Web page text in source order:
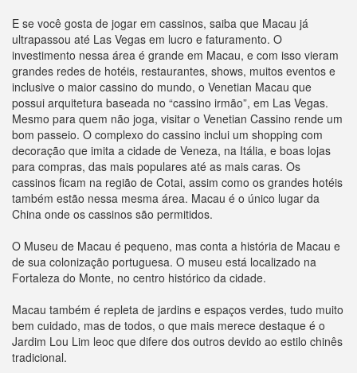
E se você gosta de jogar em cassinos, saiba que Macau já
ultrapassou até Las Vegas em lucro e faturamento. O
investimento nessa área é grande em Macau, e com isso vieram
grandes redes de hotéis, restaurantes, shows, muitos eventos e
inclusive o maior cassino do mundo, o Venetian Macau que
possui arquitetura baseada no “cassino irmão”, em Las Vegas.
Mesmo para quem não joga, visitar o Venetian Cassino rende um
bom passeio. O complexo do cassino inclui um shopping com
decoração que imita a cidade de Veneza, na Itália, e boas lojas
para compras, das mais populares até as mais caras. Os
cassinos ficam na região de Cotai, assim como os grandes hotéis
também estão nessa mesma área. Macau é o único lugar da
China onde os cassinos são permitidos.
O Museu de Macau é pequeno, mas conta a história de Macau e
de sua colonização portuguesa. O museu está localizado na
Fortaleza do Monte, no centro histórico da cidade.
Macau também é repleta de jardins e espaços verdes, tudo muito
bem cuidado, mas de todos, o que mais merece destaque é o
Jardim Lou Lim leoc que difere dos outros devido ao estilo chinês
tradicional.